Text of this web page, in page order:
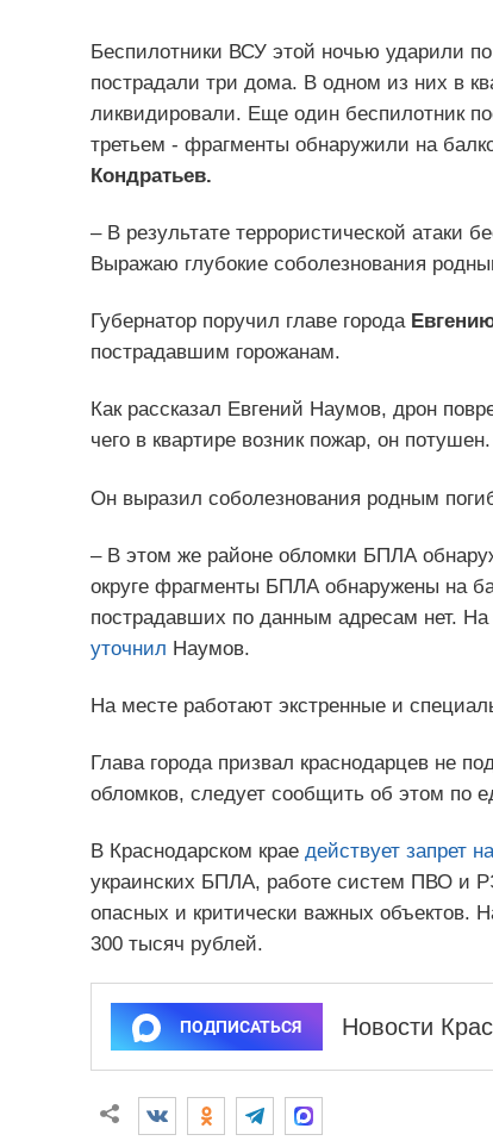
Беспилотники ВСУ этой ночью ударили
пострадали три дома. В одном из них в
ликвидировали. Еще один беспилотник
третьем - фрагменты обнаружили на
Кондратьев.
– В результате террористической атаки
Выражаю глубокие соболезнования
Губернатор поручил главе города
пострадавшим горожанам.
Как рассказал Евгений Наумов, дрон
чего в квартире возник пожар, он
Он выразил соболезнования родным
– В этом же районе обломки БПЛА
округе фрагменты БПЛА обнаружены на
пострадавших по данным адресам нет.
уточнил Наумов.
На месте работают экстренные и
Глава города призвал краснодарцев не
обломков, следует сообщить об этом по
В Краснодарском крае действует запрет
украинских БПЛА, работе систем ПВО и
опасных и критически важных объектов.
300 тысяч рублей.
ПОДПИСАТЬСЯ Новости